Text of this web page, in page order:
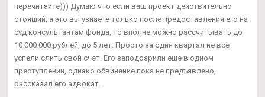
перечитайте))) Думаю что если ваш проект действительно
стоящий, а это вы узнаете только после предоставления его на
суд консультантам фонда, то вполне можно рассчитывать до
10 000 000 рублей, до 5 лет. Просто за один квартал не все
успели слить свой счет. Его заподозрили еще в одном
преступлении, однако обвинение пока не предъявлено,
рассказал его адвокат.